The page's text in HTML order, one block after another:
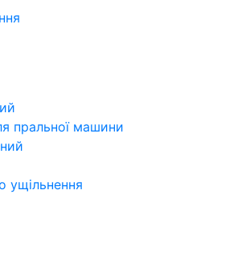
пральної машини
ущільнення